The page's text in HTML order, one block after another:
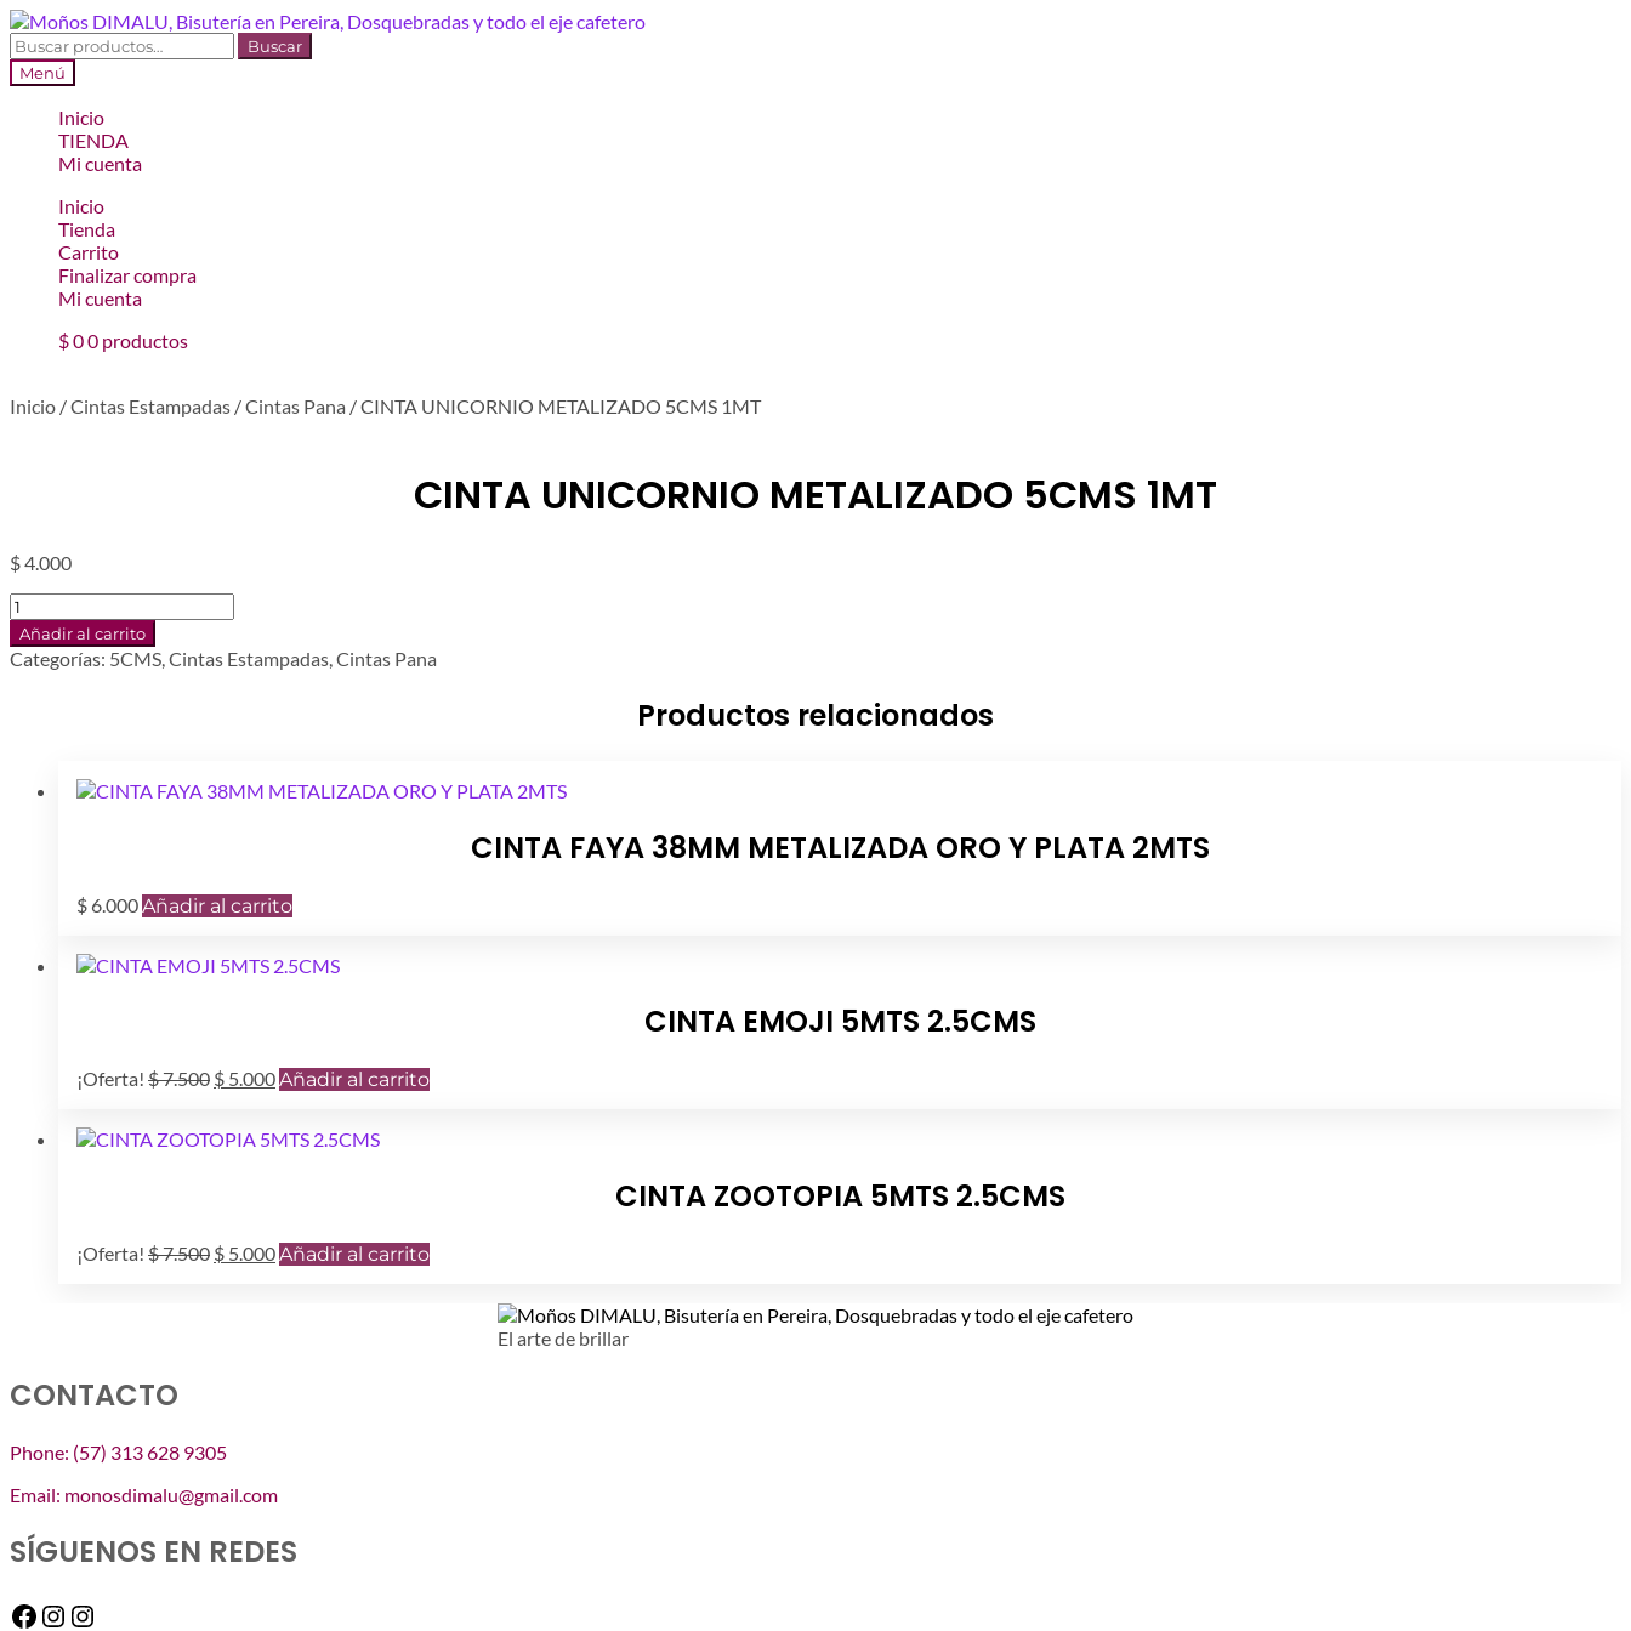
Ir
a
la
navegación
Ir
al
contenido
Buscar
por:
Buscar
Menú
Inicio
TIENDA
Mi cuenta
Inicio
Tienda
Carrito
Finalizar compra
Mi cuenta
$00 productos
Inicio /Cintas Estampadas /Cintas Pana /CINTA UNICORNIO METALIZADO 5CMS 1MT
CINTA UNICORNIO METALIZADO 5CMS 1MT
$4.000
CINTA
UNICORNIO
METALIZADO
5CMS
Añadir al carrito
Categorías: 5CMS,Cintas Estampadas,Cintas Pana
Productos relacionados
CINTA FAYA 38MM METALIZADA ORO Y PLATA 2MTS
$ 6.000Añadir al carrito
CINTA EMOJI 5MTS 2.5CMS
¡Oferta! $7.500 El
era:
$ 5.000El
es:
Añadir al carrito
CINTA ZOOTOPIA 5MTS 2.5CMS
¡Oferta! $7.500 El
$ 5.000El
Añadir al carrito
El arte de brillar
CONTACTO
Phone: (57) 313 628 9305
Email: monosdimalu@gmail.com
SÍGUENOS EN REDES
Facebook
Instagram
Instagram